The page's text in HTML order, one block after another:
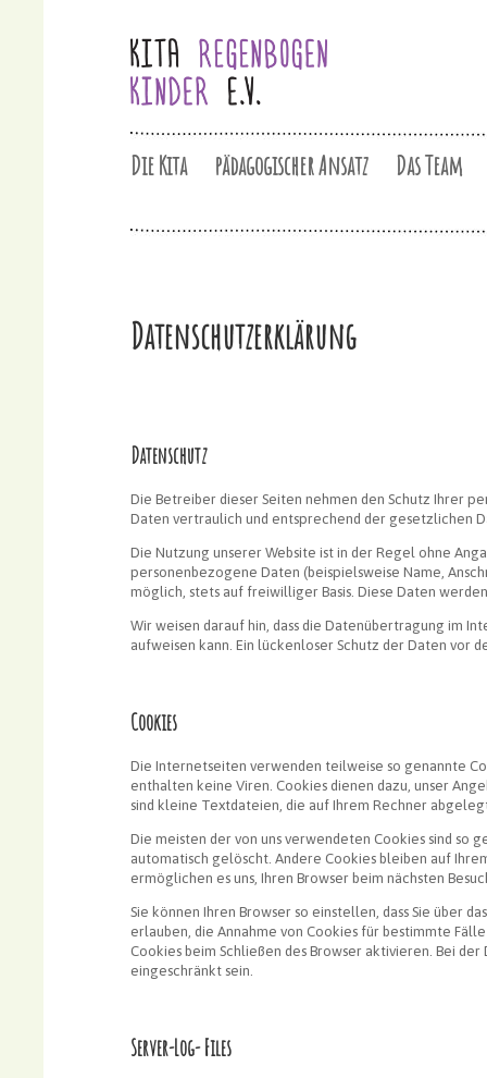
Die Kita pädagogischer Ansatz Das Team
Datenschutzerklärung
Datenschutz
Die Betreiber dieser Seiten nehmen den Schutz Ihrer
Daten vertraulich und entsprechend der gesetzlichen
Die Nutzung unserer Website ist in der Regel ohne
personenbezogene Daten (beispielsweise Name,
möglich, stets auf freiwilliger Basis. Diese Daten
Wir weisen darauf hin, dass die Datenübertragung im
aufweisen kann. Ein lückenloser Schutz der Daten vor
Cookies
Die Internetseiten verwenden teilweise so genannte
enthalten keine Viren. Cookies dienen dazu, unser
sind kleine Textdateien, die auf Ihrem Rechner
Die meisten der von uns verwendeten Cookies sind so
automatisch gelöscht. Andere Cookies bleiben auf
ermöglichen es uns, Ihren Browser beim nächsten
Sie können Ihren Browser so einstellen, dass Sie über
erlauben, die Annahme von Cookies für bestimmte
Cookies beim Schließen des Browser aktivieren. Bei
eingeschränkt sein.
Server-Log- Files